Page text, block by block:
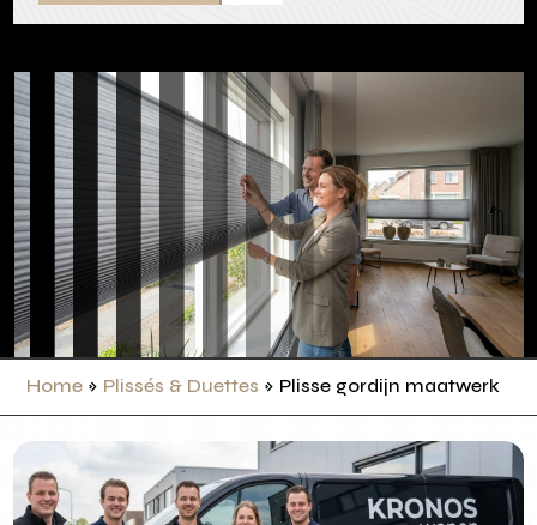
Home » Plissés & Duettes » Plisse gordijn maatwerk